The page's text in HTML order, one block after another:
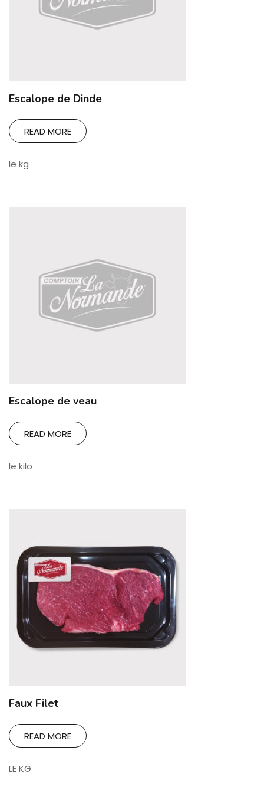
Escalope de Dinde
READ MORE
le kg
Escalope de veau
READ MORE
le kilo
Faux Filet
READ MORE
LE KG